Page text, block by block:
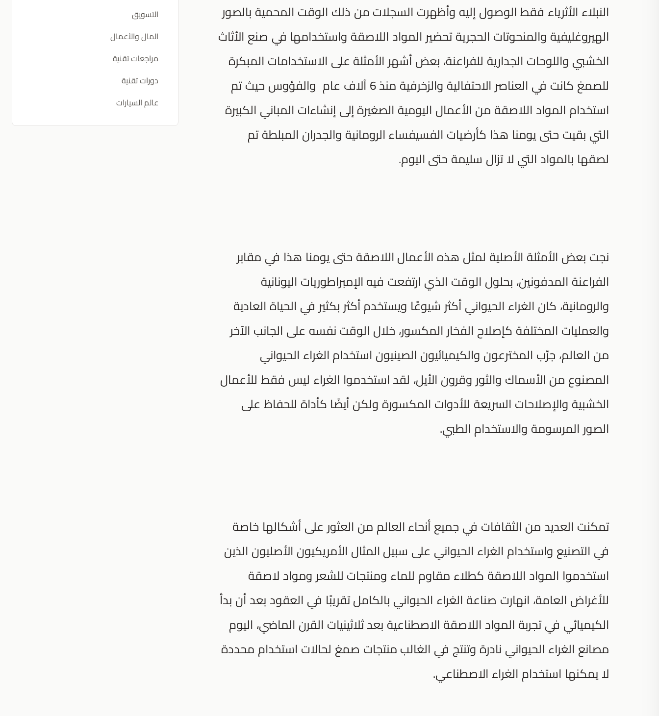
النبلاء الأثرياء فقط الوصول إليه وأظهرت السجلات من ذلك الوقت المحمية بالصور
الهيروغليفية والمنحوتات الحجرية تحضير المواد اللاصقة واستخدامها في صنع الأثاث
الخشبي واللوحات الجدارية للفراعنة، بعض أشهر الأمثلة على الاستخدامات المبكرة
للصمغ كانت في العناصر الاحتفالية والزخرفية منذ 6 آلاف عام والفؤوس حيث تم
استخدام المواد اللاصقة من الأعمال اليومية الصغيرة إلى إنشاءات المباني الكبيرة
التي بقيت حتى يومنا هذا كأرضيات الفسيفساء الرومانية والجدران المبلطة تم
لصقها بالمواد التي لا تزال سليمة حتى اليوم.
نجت بعض الأمثلة الأصلية لمثل هذه الأعمال اللاصقة حتى يومنا هذا في مقابر
الفراعنة المدفونين، بحلول الوقت الذي ارتفعت فيه الإمبراطوريات اليونانية
والرومانية، كان الغراء الحيواني أكثر شيوعًا ويستخدم أكثر بكثير في الحياة العادية
والعمليات المختلفة كإصلاح الفخار المكسور، خلال الوقت نفسه على الجانب الآخر
من العالم، جرّب المخترعون والكيميائيون الصينيون استخدام الغراء الحيواني
المصنوع من الأسماك والثور وقرون الأيل، لقد استخدموا الغراء ليس فقط للأعمال
الخشبية والإصلاحات السريعة للأدوات المكسورة ولكن أيضًا كأداة للحفاظ على
الصور المرسومة والاستخدام الطبي.
تمكنت العديد من الثقافات في جميع أنحاء العالم من العثور على أشكالها خاصة
في التصنيع واستخدام الغراء الحيواني على سبيل المثال الأمريكيون الأصليون الذين
استخدموا المواد اللاصقة كطلاء مقاوم للماء ومنتجات للشعر ومواد لاصقة
للأغراض العامة، انهارت صناعة الغراء الحيواني بالكامل تقريبًا في العقود بعد أن بدأ
الكيميائي في تجربة المواد اللاصقة الاصطناعية بعد ثلاثينيات القرن الماضي، اليوم
مصانع الغراء الحيواني نادرة وتنتج في الغالب منتجات صمغ لحالات استخدام محددة
لا يمكنها استخدام الغراء الاصطناعي.
التسويق
المال والأعمال
مراجعات تقنية
دورات تقنية
عالم السيارات